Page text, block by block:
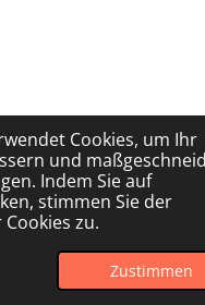
Cookies, um Ihr
und
Indem Sie auf
stimmen Sie der
zu.
Zustimmen
Datenschutz-